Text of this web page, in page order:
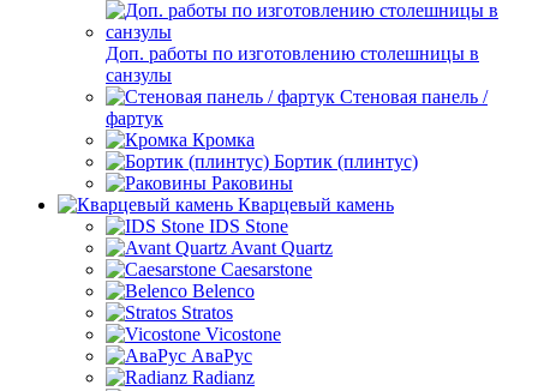
Доп. работы по изготовлению столешницы в
санзулы
Стеновая панель /
фартук
Кромка
Бортик (плинтус)
Раковины
Кварцевый камень
IDS Stone
Avant Quartz
Caesarstone
Belenco
Stratos
Vicostone
АваРус
Radianz